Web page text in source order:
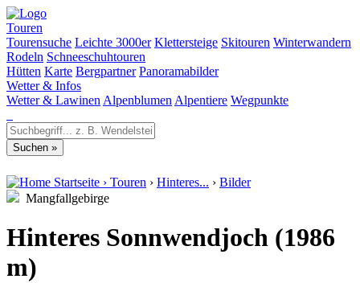
Touren
Tourensuche Leichte 3000er Klettersteige Skitouren Winterwandern
Rodeln Schneeschuhtouren
Hütten Karte Bergpartner Panoramabilder
Wetter & Infos
Wetter & Lawinen Alpenblumen Alpentiere Wegpunkte
Startseite › Touren › Hinteres... › Bilder
Mangfallgebirge
Hinteres Sonnwendjoch (1986
m)